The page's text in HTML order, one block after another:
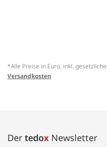
*Alle Preise in Euro, inkl.
Versandkosten
Der tedox Newsletter